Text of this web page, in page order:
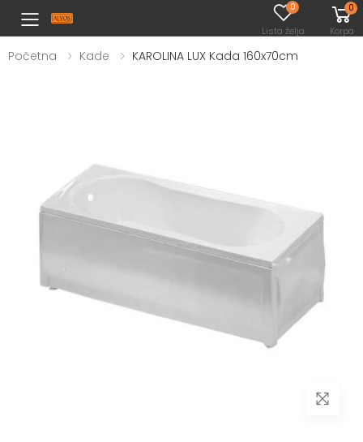
Toggle mobile menu
0
Lista želja
0
Korpa
Početna Kade KAROLINA LUX Kada 160x70cm